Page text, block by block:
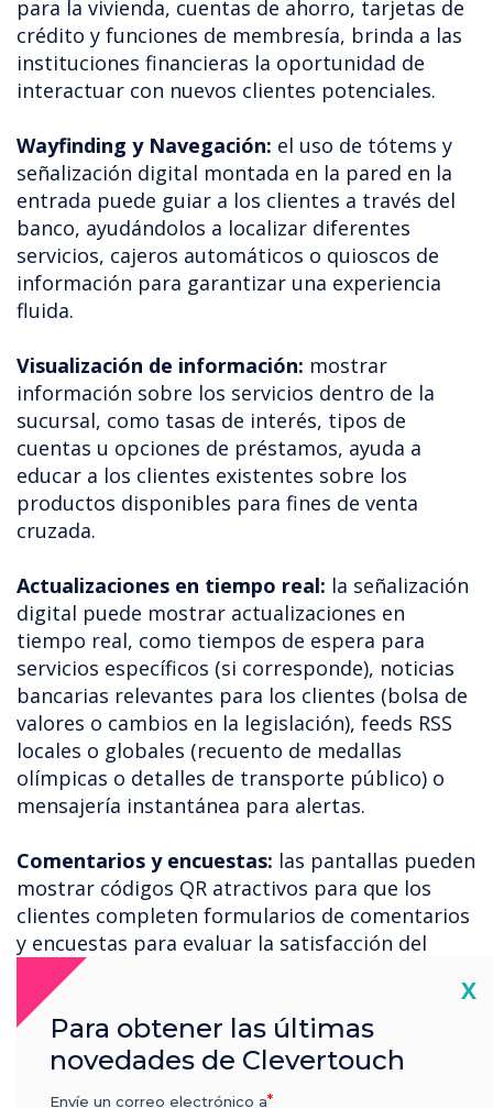
para la vivienda, cuentas de ahorro, tarjetas de
crédito y funciones de membresía, brinda a las
instituciones financieras la oportunidad de
interactuar con nuevos clientes potenciales.
Wayfinding y Navegación: el uso de tótems y
señalización digital montada en la pared en la
entrada puede guiar a los clientes a través del
banco, ayudándolos a localizar diferentes
servicios, cajeros automáticos o quioscos de
información para garantizar una experiencia
fluida.
Visualización de información: mostrar
información sobre los servicios dentro de la
sucursal, como tasas de interés, tipos de
cuentas u opciones de préstamos, ayuda a
educar a los clientes existentes sobre los
productos disponibles para fines de venta
cruzada.
Actualizaciones en tiempo real: la señalización
digital puede mostrar actualizaciones en
tiempo real, como tiempos de espera para
servicios específicos (si corresponde), noticias
bancarias relevantes para los clientes (bolsa de
valores o cambios en la legislación), feeds RSS
locales o globales (recuento de medallas
olímpicas o detalles de transporte público) o
mensajería instantánea para alertas.
Comentarios y encuestas: las pantallas pueden
mostrar códigos QR atractivos para que los
clientes completen formularios de comentarios
y encuestas para evaluar la satisfacción del
cliente.
Rentabilidad:la señalización digital reduce la
necesidad de materiales impresos, lo que puede
X
Para obtener las últimas
novedades de Clevertouch
Envíe un correo electrónico a